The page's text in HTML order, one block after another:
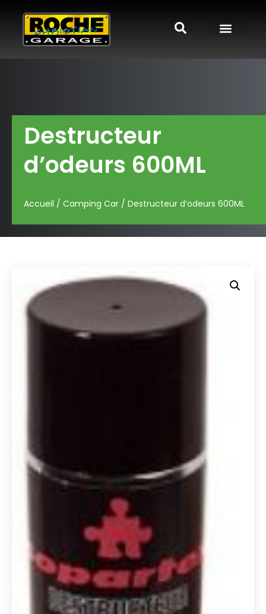
Destructeur
d’odeurs 600ML
Accueil / Camping Car / Destructeur d’odeurs 600ML